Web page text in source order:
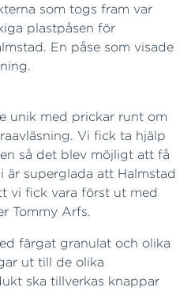
som togs fram var
plastpåsen för
En påse som visade
unik med prickar runt om
Vi fick ta hjälp
så det blev möjligt att få
är superglada att Halmstad
vi fick vara först ut med
Tommy Arfs.
färgat granulat och olika
ut till de olika
ska tillverkas knappar